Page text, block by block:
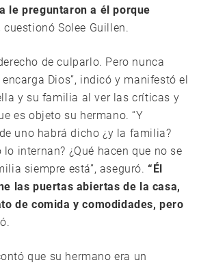
le preguntaron a él porque
cuestionó Solee Guillen.
de culparlo. Pero nunca
Dios”, indicó y manifestó el
y su familia al ver las críticas y
es objeto su hermano. “Y
uno habrá dicho ¿y la familia?
lo internan? ¿Qué hacen que no se
siempre está”, aseguró.“Él
las puertas abiertas de la casa,
de comida y comodidades, pero
que su hermano era un